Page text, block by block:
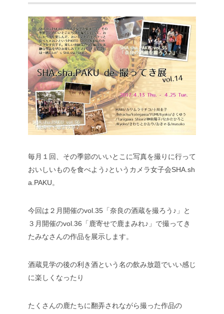
毎月１回、その季節のいいとこに写真を撮りに行って
おいしいものを食べよう♪というカメラ女子会SHA.sh
a.PAKU。
今回は２月開催のvol.35「奈良の酒蔵を撮ろう♪」と
３月開催のvol.36「鹿寄せで鹿まみれ♪」で撮ってき
たみなさんの作品を展示します。
酒蔵見学の後の利き酒という名の飲み放題でいい感じ
に楽しくなったり
たくさんの鹿たちに翻弄されながら撮った作品の